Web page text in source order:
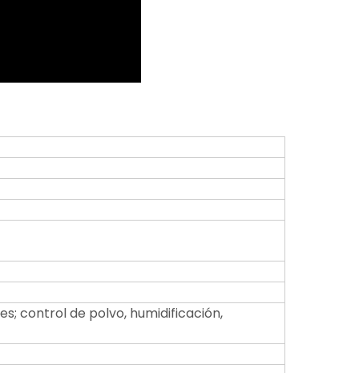
control de polvo, humidificación,